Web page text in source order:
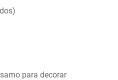
para decorar